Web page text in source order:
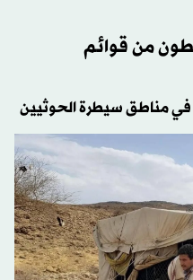
من قوائم
في مناطق سيطرة الحوثيين